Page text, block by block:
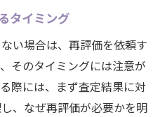
タイミング
い場合は、再評価を依頼す
そのタイミングには注意が
際には、まず査定結果に対
、なぜ再評価が必要かを明